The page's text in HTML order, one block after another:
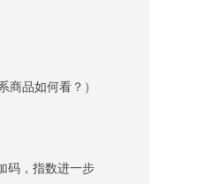
商品如何看？）
码，指数进一步